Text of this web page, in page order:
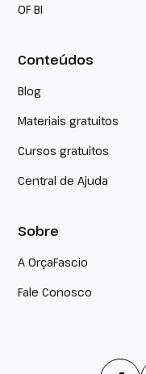
OF BI
Conteúdos
Blog
Materiais gratuitos
Cursos gratuitos
Central de Ajuda
Sobre
A OrçaFascio
Fale Conosco